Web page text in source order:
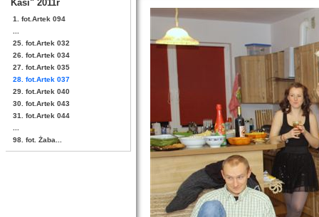
Kasi" 2011r
1. fot.Artek 094
25. fot.Artek 032
26. fot.Artek 034
27. fot.Artek 035
28. fot.Artek 037
29. fot.Artek 040
30. fot.Artek 043
31. fot.Artek 044
98. fot. Żaba...